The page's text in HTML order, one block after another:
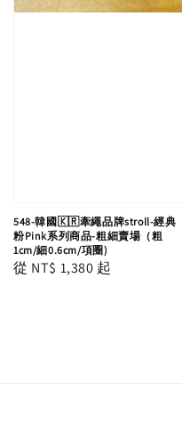
548-韓國🇰🇷牽繩品牌stroll-經典
粉Pink系列商品-粗細賣場（粗
1cm/細0.6cm/項圈)
Regular
從 NT$ 1,380 起